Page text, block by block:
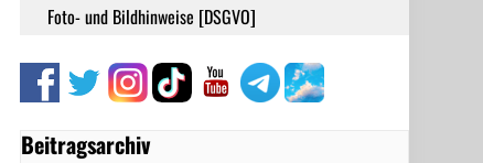
Foto- und Bildhinweise [DSGVO]
Beitragsarchiv